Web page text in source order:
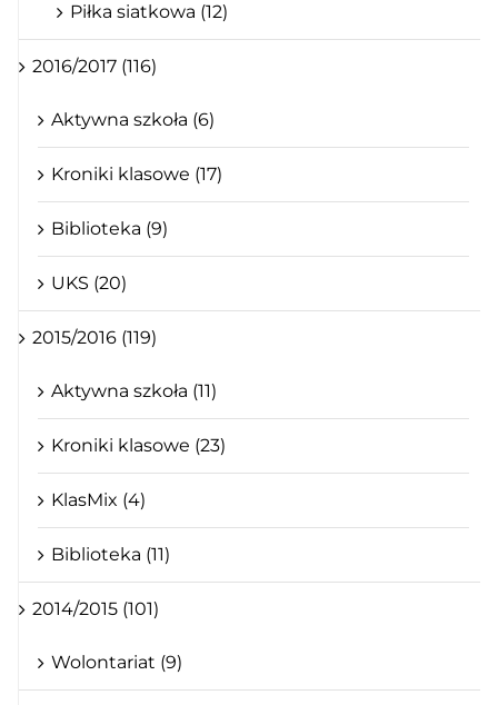
Piłka siatkowa (12)
2016/2017 (116)
Aktywna szkoła (6)
Kroniki klasowe (17)
Biblioteka (9)
UKS (20)
2015/2016 (119)
Aktywna szkoła (11)
Kroniki klasowe (23)
KlasMix (4)
Biblioteka (11)
2014/2015 (101)
Wolontariat (9)